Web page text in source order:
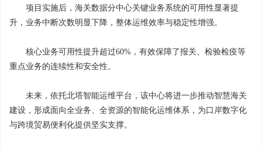
项目实施后，海关数据分中心关键业务系统的可用性显著提
升，业务中断次数明显下降，整体运维效率与稳定性增强。
核心业务可用性提升超过60%，有效保障了报关、检验检疫等
重点业务的连续性和安全性。
未来，依托北塔智能运维平台，该中心将进一步推动智慧海关
建设，形成面向全业务、全资源的智能化运维体系，为口岸数字化
与跨境贸易便利化提供坚实支撑。